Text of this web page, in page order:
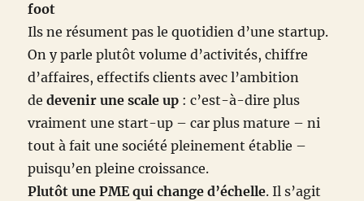
foot
Ils ne résument pas le quotidien d’une startup.
On y parle plutôt volume d’activités, chiffre
d’affaires, effectifs clients avec l’ambition
dedevenir une scale up : c’est-à-dire plus
vraiment une start-up – car plus mature – ni
tout à fait une société pleinement établie –
puisqu’en pleine croissance.
Plutôt une PME qui change d’échelle. Il s’agit